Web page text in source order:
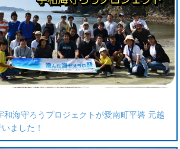
和海守ろうプロジェクトが愛南町平碆 元越
ました！